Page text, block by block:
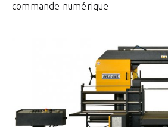
commande numérique